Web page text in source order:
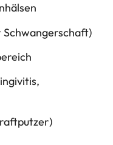
Schwangerschaft)